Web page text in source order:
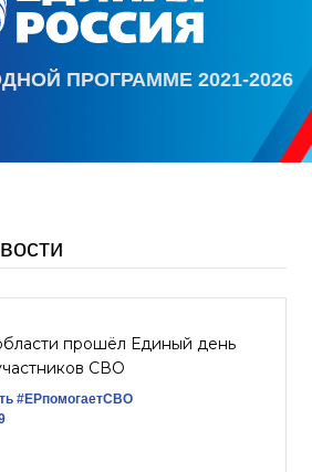
ПРОГРАММЕ 2021-2026
прошёл Единый день
СВО
#ЕРпомогаетСВО